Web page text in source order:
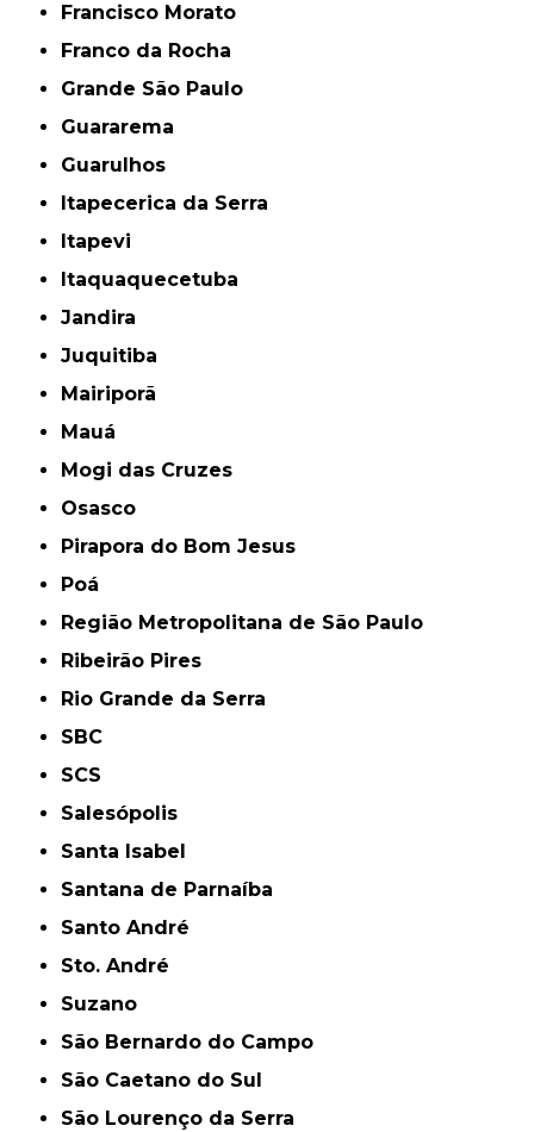
Francisco Morato
Franco da Rocha
Grande São Paulo
Guararema
Guarulhos
Itapecerica da Serra
Itapevi
Itaquaquecetuba
Jandira
Juquitiba
Mairiporã
Mauá
Mogi das Cruzes
Osasco
Pirapora do Bom Jesus
Poá
Região Metropolitana de São Paulo
Ribeirão Pires
Rio Grande da Serra
SBC
SCS
Salesópolis
Santa Isabel
Santana de Parnaíba
Santo André
Sto. André
Suzano
São Bernardo do Campo
São Caetano do Sul
São Lourenço da Serra